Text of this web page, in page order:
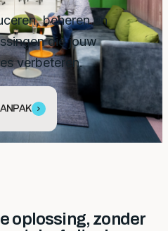
beheren en
die jouw
verbeteren.
oplossing, zonder